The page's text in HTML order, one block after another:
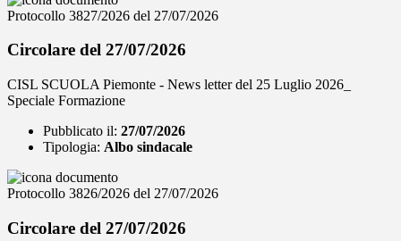
Protocollo 3827/2026 del 27/07/2026
Circolare del 27/07/2026
CISL SCUOLA Piemonte - News letter del 25 Luglio 2026_
Speciale Formazione
Pubblicato il: 27/07/2026
Tipologia: Albo sindacale
Protocollo 3826/2026 del 27/07/2026
Circolare del 27/07/2026